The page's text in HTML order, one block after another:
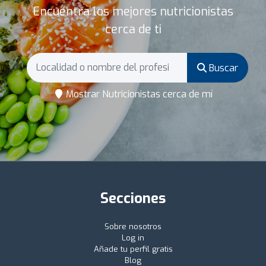
Encuentra los mejores nutricionistas
cerca de ti
Buscar
Mostrar Nutricionistas cerca de mí
Secciones
Sobre nosotros
Log in
Añade tu perfil gratis
Blog